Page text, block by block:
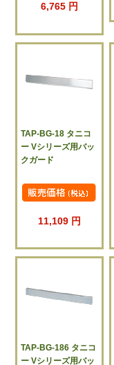
6,765 円
TAP-BG-18 タニコ
ー Vシリーズ用バッ
クガード
11,109 円
TAP-BG-186 タニコ
ー Vシリーズ用バッ